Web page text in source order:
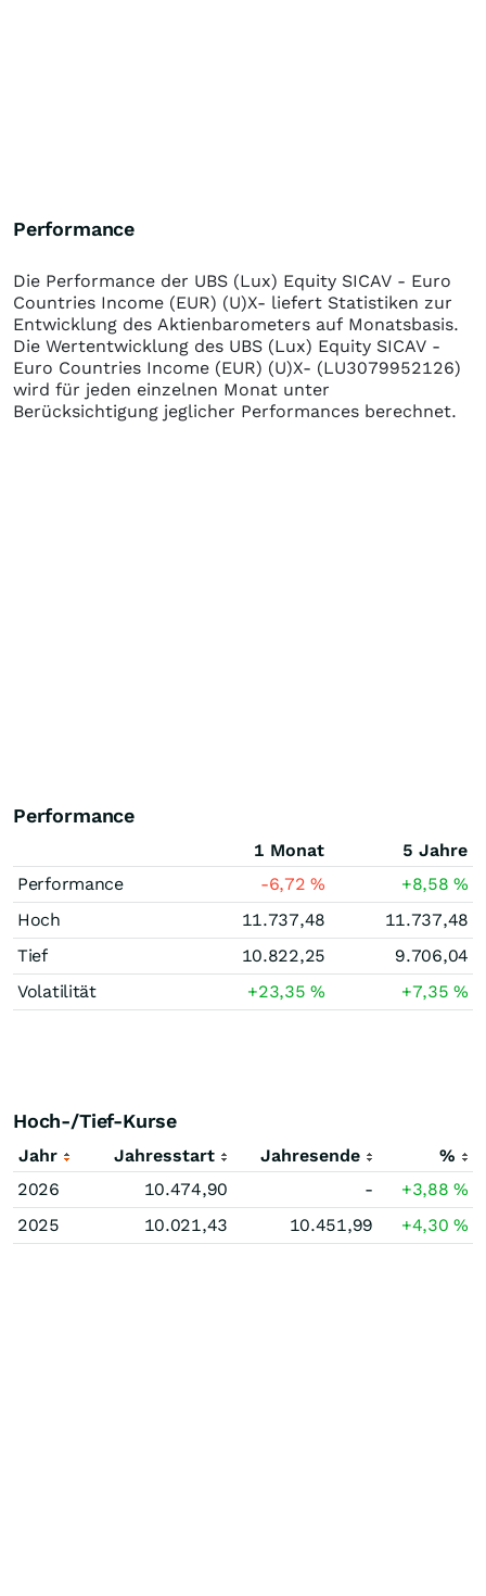
Performance
Die Performance der UBS (Lux) Equity SICAV - Euro
Countries Income (EUR) (U)X- liefert Statistiken zur
Entwicklung des Aktienbarometers auf Monatsbasis.
Die Wertentwicklung des UBS (Lux) Equity SICAV -
Euro Countries Income (EUR) (U)X- (LU3079952126)
wird für jeden einzelnen Monat unter
Berücksichtigung jeglicher Performances berechnet.
Performance
1 Monat
5 Jahre
Performance
-6,72% +8,58%
Hoch
11.737,48
11.737,48
Tief
10.822,25
9.706,04
Volatilität
+23,35% +7,35%
Hoch-/Tief-Kurse
Jahr Jahresstart Jahresende
%
2026
10.474,90 - +3,88%
2025
10.021,43 10.451,99 +4,30%